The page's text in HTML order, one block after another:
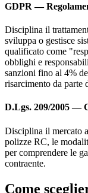
GDPR —
Disciplina il
sviluppa o gestisce
qualificato come
obblighi e
sanzioni fino al 4%
risarcimento da parte
D.Lgs. 209/2005 —
Disciplina il mercato
polizze RC, le
per comprendere le
contraente.
Come